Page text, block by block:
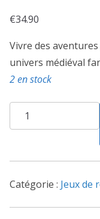
€34.90
Vivre des
univers médiéval
2 en stock
quantité
de
Fantasy
Middenheim
Catégorie : Jeux de